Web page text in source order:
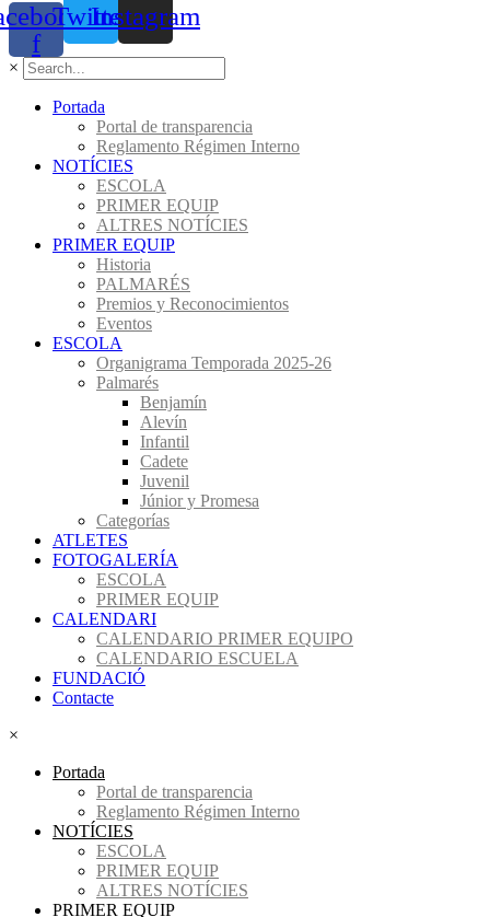
f
TwitterInstagram
×
Portada
Portal de transparencia
Reglamento Régimen Interno
NOTÍCIES
ESCOLA
PRIMER EQUIP
ALTRES NOTÍCIES
PRIMER EQUIP
Historia
PALMARÉS
Premios y Reconocimientos
Eventos
ESCOLA
Organigrama Temporada 2025-26
Palmarés
Benjamín
Alevín
Infantil
Cadete
Juvenil
Júnior y Promesa
Categorías
ATLETES
FOTOGALERÍA
ESCOLA
PRIMER EQUIP
CALENDARI
CALENDARIO PRIMER EQUIPO
CALENDARIO ESCUELA
FUNDACIÓ
Contacte
×
Portada
Portal de transparencia
Reglamento Régimen Interno
NOTÍCIES
ESCOLA
PRIMER EQUIP
ALTRES NOTÍCIES
PRIMER EQUIP